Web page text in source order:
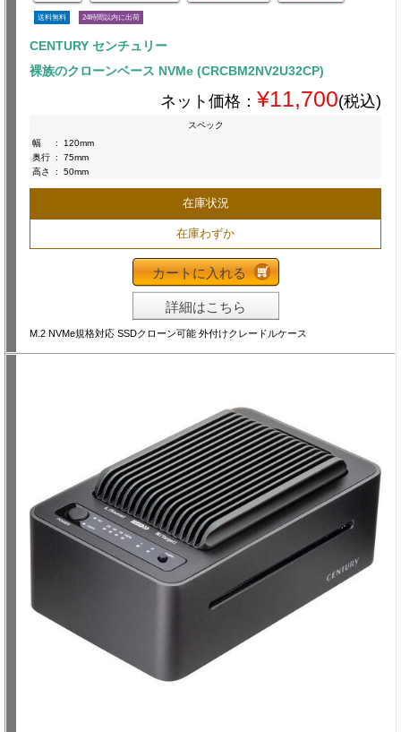
送料無料 24時間以内に出荷
CENTURY センチュリー
裸族のクローンベース NVMe (CRCBM2NV2U32CP)
ネット価格： ¥11,700(税込)
スペック
幅
:
120mm
奥行 :
75mm
高さ
: 50mm
在庫状況
在庫わずか
カートに入れる
詳細はこちら
M.2 NVMe規格対応 SSDクローン可能 外付けクレードルケース